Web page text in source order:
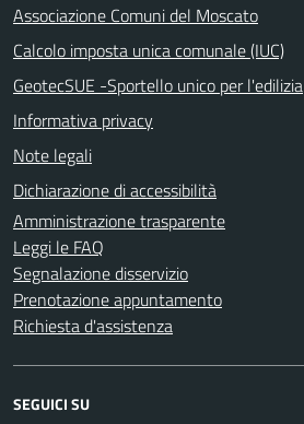
Associazione Comuni del Moscato
Calcolo imposta unica comunale (IUC)
GeotecSUE -Sportello unico per l'edilizia
Informativa privacy
Note legali
Dichiarazione di accessibilità
Amministrazione trasparente
Leggi le FAQ
Segnalazione disservizio
Prenotazione appuntamento
Richiesta d'assistenza
SEGUICI SU